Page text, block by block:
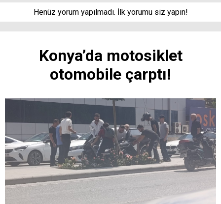
Henüz yorum yapılmadı. İlk yorumu siz yapın!
Konya’da motosiklet
otomobile çarptı!